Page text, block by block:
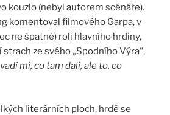
kouzlo (nebyl autorem scénáře).
komentoval filmového Garpa, v
ne špatně) roli hlavního hrdiny,
ze svého „Spodního Výra“,
mi, co tam dali, ale to, co
literárních ploch, hrdě se